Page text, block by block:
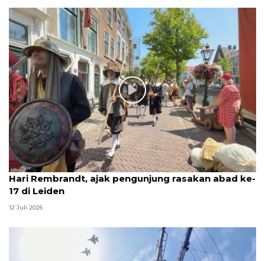
Hari Rembrandt, ajak pengunjung rasakan abad ke-
17 di Leiden
12 Juli 2026